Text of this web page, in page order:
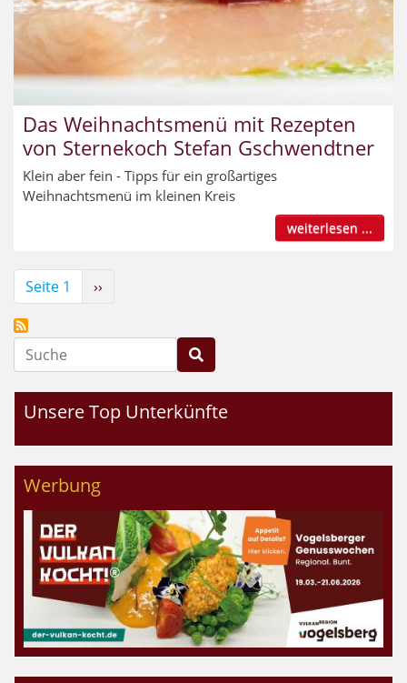
Das Weihnachtsmenü mit Rezepten
von Sternekoch Stefan Gschwendtner
Klein aber fein - Tipps für ein großartiges
Weihnachtsmenü im kleinen Kreis
weiterlesen ...
Seitennummerierung
Seite 1
Nächste
››
Suche
Unsere Top Unterkünfte
Werbung